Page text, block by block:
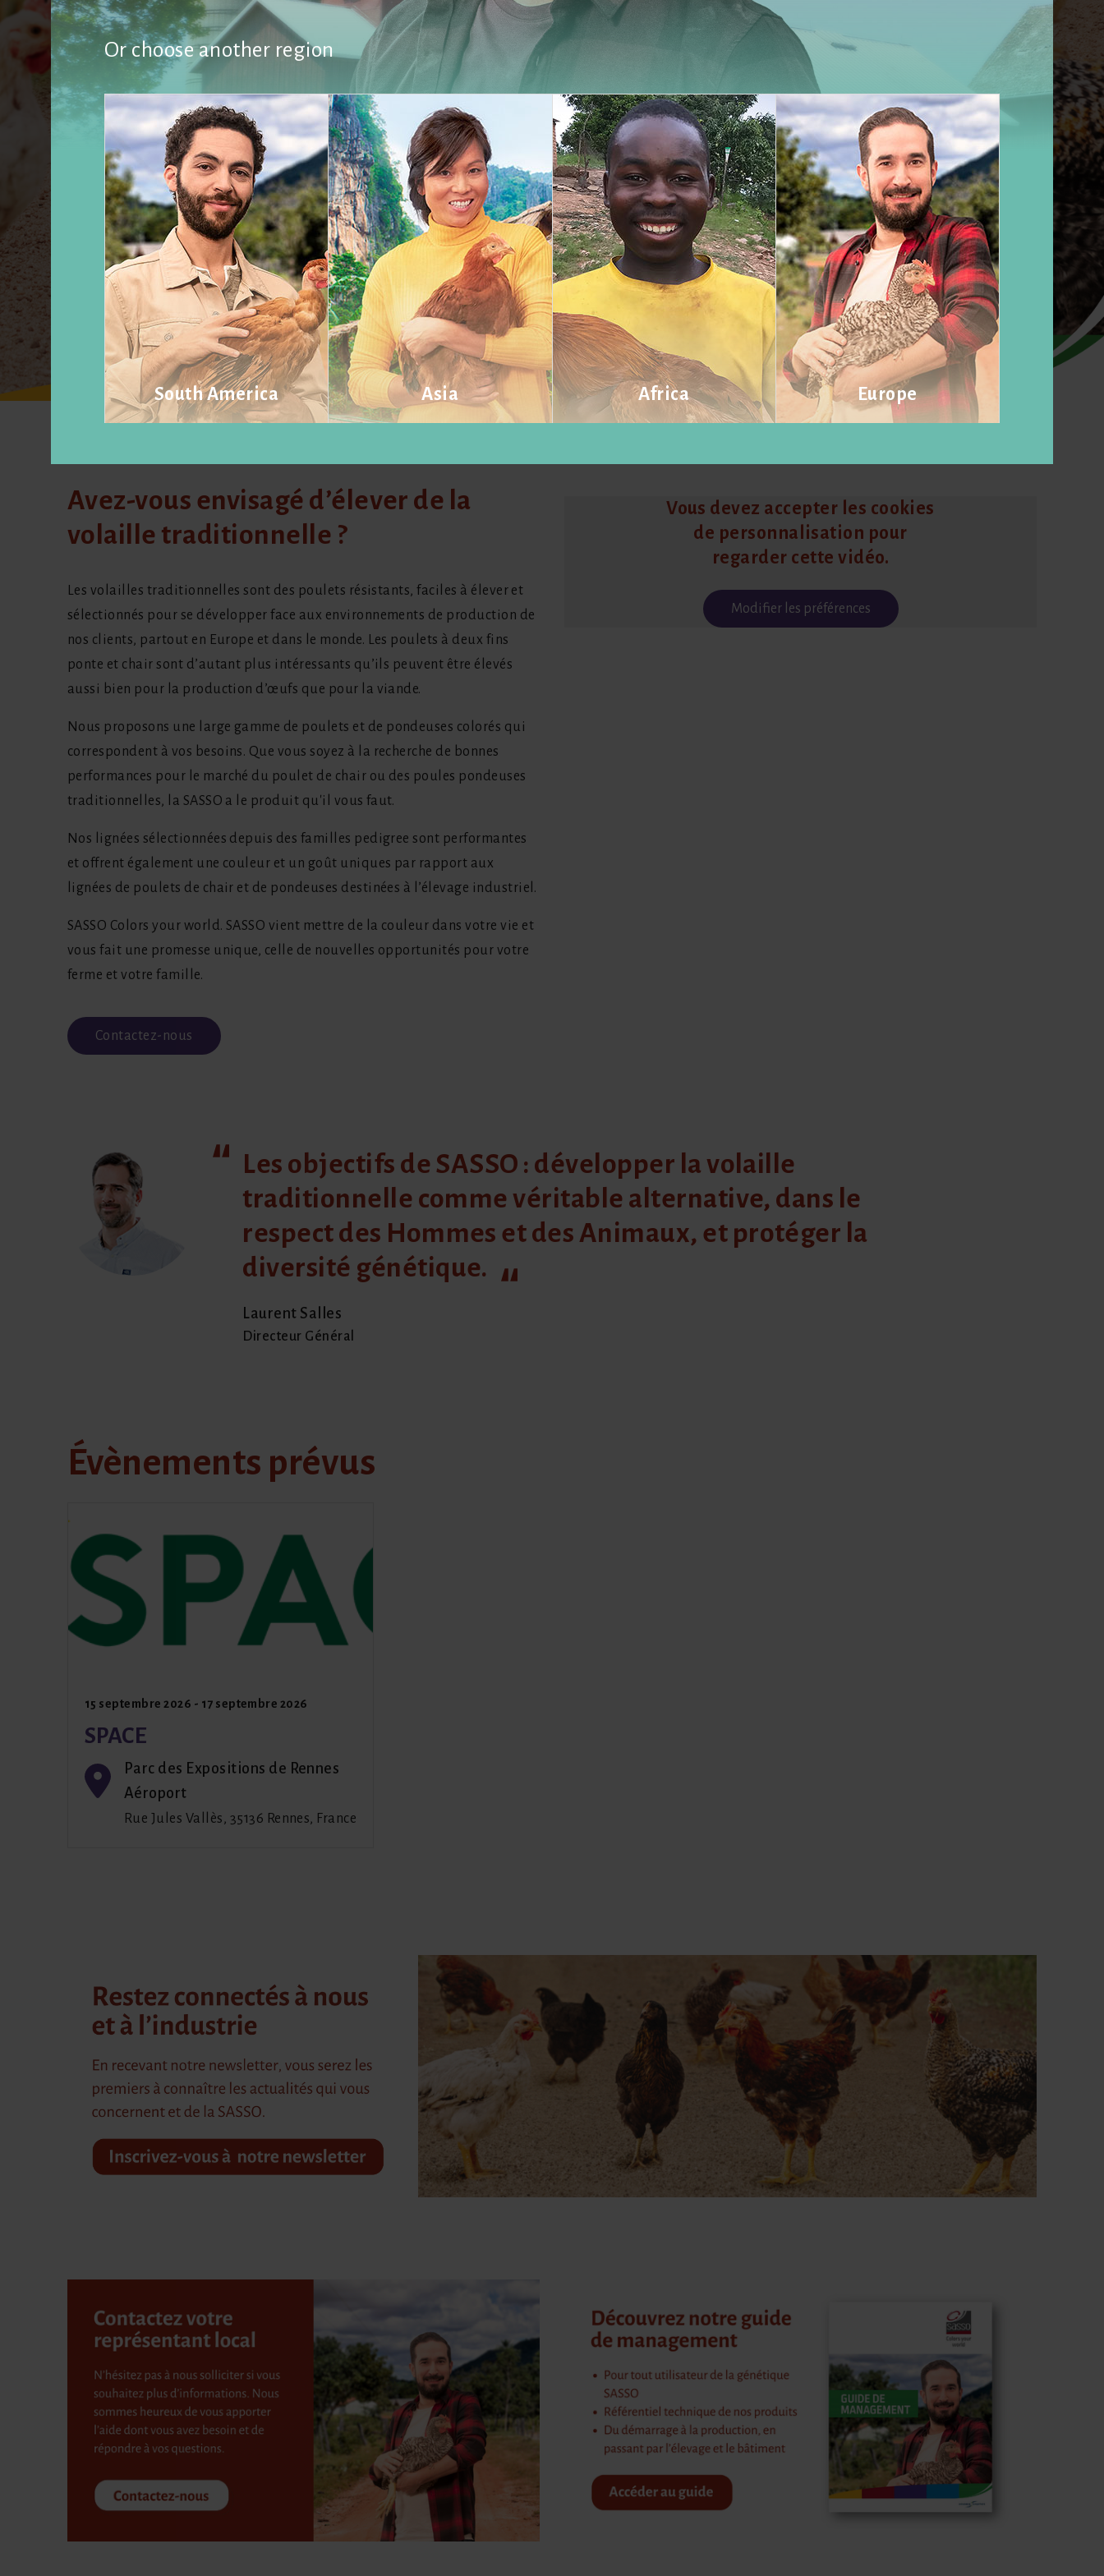
Carminy
Amazone
Powdy
Abonnez-vous à notre newsletter
Avez-vous envisagé d’élever de la
volaille traditionnelle ?
Les volailles traditionnelles sont des poulets résistants, faciles à élever et
sélectionnés pour se développer face aux environnements de production de
nos clients, partout en Europe et dans le monde. Les poulets à deux fins
ponte et chair sont d’autant plus intéressants qu’ils peuvent être élevés
aussi bien pour la production d’œufs que pour la viande.
Nous proposons une large gamme de poulets et de pondeuses colorés qui
correspondent à vos besoins. Que vous soyez à la recherche de bonnes
performances pour le marché du poulet de chair ou des poules pondeuses
traditionnelles, la SASSO a le produit qu'il vous faut.
Nos lignées sélectionnées depuis des familles pedigree sont performantes
et offrent également une couleur et un goût uniques par rapport aux
lignées de poulets de chair et de pondeuses destinées à l’élevage industriel.
SASSO Colors your world. SASSO vient mettre de la couleur dans votre vie et
vous fait une promesse unique, celle de nouvelles opportunités pour votre
ferme et votre famille.
Contactez-nous
Vous devez accepter les cookies
de personnalisation pour
regarder cette vidéo.
Modifier les préférences
Les objectifs de SASSO : développer la volaille
traditionnelle comme véritable alternative, dans le
respect des Hommes et des Animaux, et protéger la
diversité génétique.
Laurent Salles
Directeur Général
Évènements prévus
15 septembre 2026 - 17 septembre 2026
SPACE
Parc des Expositions de Rennes
Aéroport
Rue Jules Vallès, 35136 Rennes, France
Or choose another region
South America Asia Africa Europe